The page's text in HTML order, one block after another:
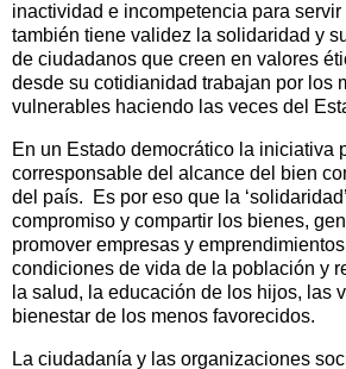
inactividad e incompetencia para
también tiene validez la solidaridad y
de ciudadanos que creen en valores
desde su cotidianidad trabajan por los
vulnerables haciendo las veces del
En un Estado democrático la iniciativa
corresponsable del alcance del bien
del país.
Es por eso que la
compromiso y compartir los bienes,
promover empresas y
condiciones de vida de la población y
la salud, la educación de los hijos, las
bienestar de los menos favorecidos.
La ciudadanía y las organizaciones